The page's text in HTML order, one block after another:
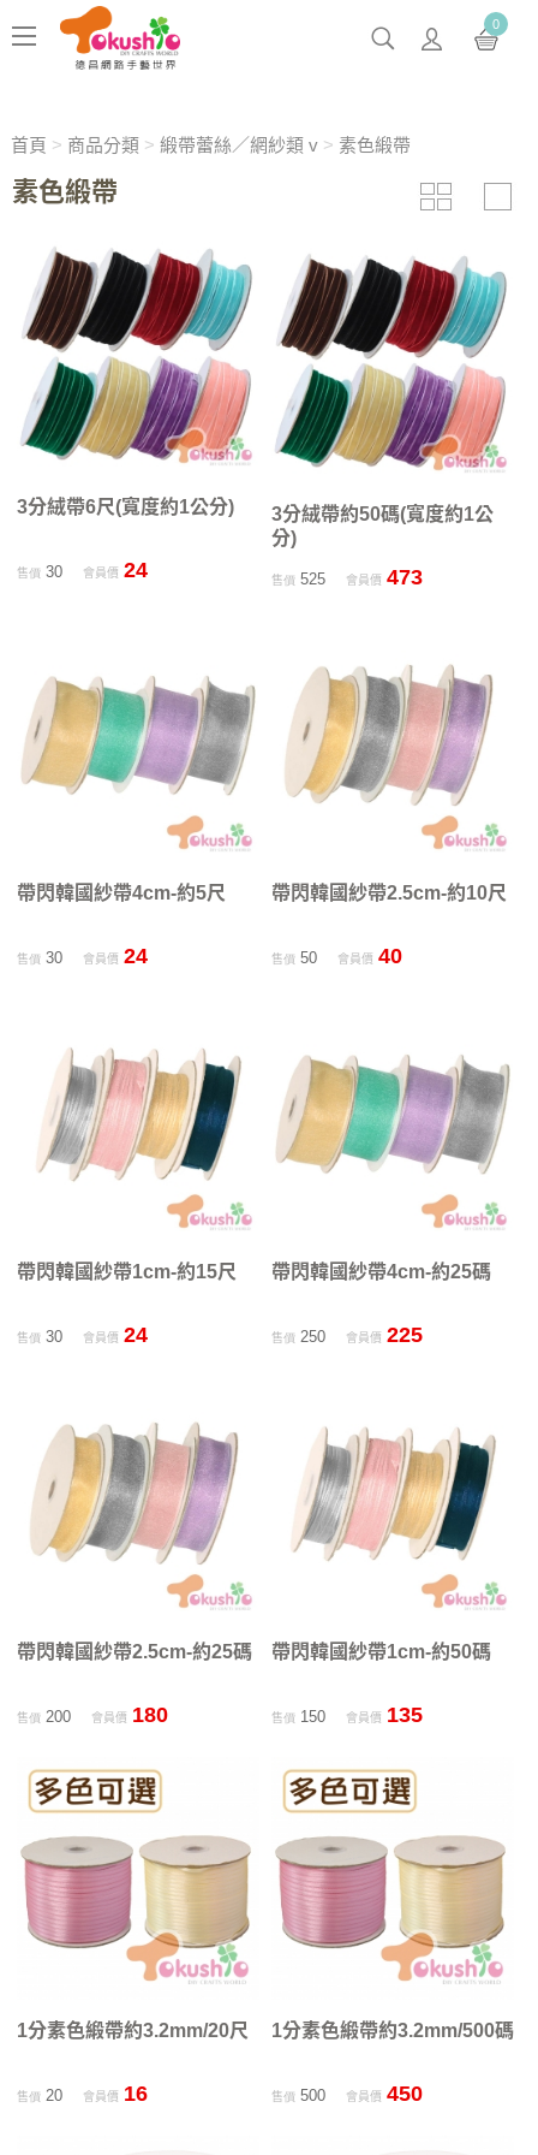
0
首頁 > 商品分類> 緞帶蕾絲／網紗類 v> 素色緞帶
素色緞帶
3分絨帶6尺(寬度約1公分)
售價30 會員價 24
3分絨帶約50碼(寬度約1公
分)
售價 525 會員價 473
帶閃韓國紗帶4cm-約5尺
售價30 會員價 24
帶閃韓國紗帶2.5cm-約10尺
售價 50 會員價 40
帶閃韓國紗帶1cm-約15尺
售價30 會員價 24
帶閃韓國紗帶4cm-約25碼
售價 250 會員價 225
帶閃韓國紗帶2.5cm-約25碼
售價200 會員價 180
帶閃韓國紗帶1cm-約50碼
售價 150 會員價 135
1分素色緞帶約3.2mm/20尺
售價20 會員價 16
1分素色緞帶約3.2mm/500碼
售價 500 會員價 450